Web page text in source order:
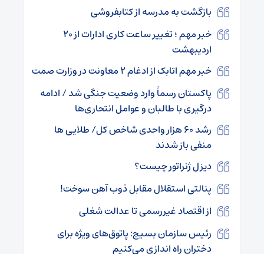
بازگشت به مدرسه از کتابفروشی
خبر مهم ؛ تغییر ساعت کاری ادارات از ۲۰
اردیبهشت
خبر مهم اتابک از ادغام ۲ معاونت در وزارت صمت
پاکستان رسماً وارد وضعیت جنگی شد / ادامه
درگیری با طالبان و عوامل انتحاری‌ها
رشد ۶۰ هزار واحدی شاخص کل/ طلایی ها
منفی باز شدند
دیزل ژنراتور چیست؟
پنالتی استقلال مقابل ذوب آهن سوخت!
از اقتصاد غیررسمی تا عدالت شغلی
رئیس سازمان بسیج: پاتوق‌های ویژه برای
دختران راه اندازی می‌کنیم